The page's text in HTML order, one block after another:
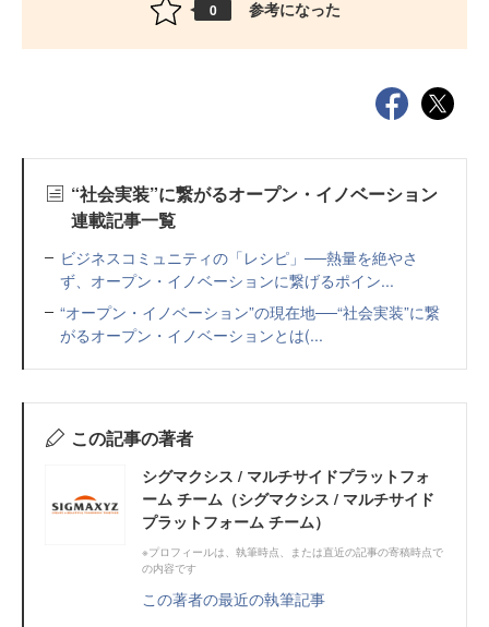
0 参考になった
“社会実装”に繋がるオープン・イノベーション
連載記事一覧
ビジネスコミュニティの「レシピ」──熱量を絶やさ
ず、オープン・イノベーションに繋げるポイン...
“オープン・イノベーション”の現在地──“社会実装”に繋
がるオープン・イノベーションとは(...
この記事の著者
シグマクシス / マルチサイドプラットフォ
ーム チーム（シグマクシス / マルチサイド
プラットフォーム チーム）
※プロフィールは、執筆時点、または直近の記事の寄稿時点で
の内容です
この著者の最近の執筆記事